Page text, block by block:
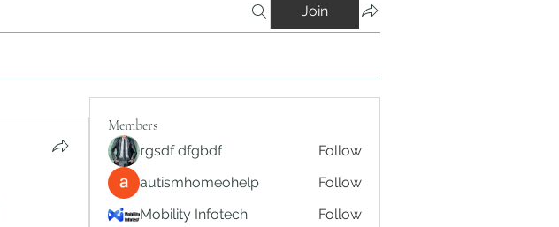
Join
Members
rgsdf dfgbdf
Follow
autismhomeohelp
Follow
Mobility Infotech
Follow